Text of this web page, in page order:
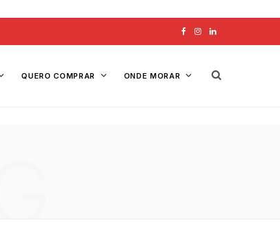
I L
QUERO COMPRAR ONDE MORAR